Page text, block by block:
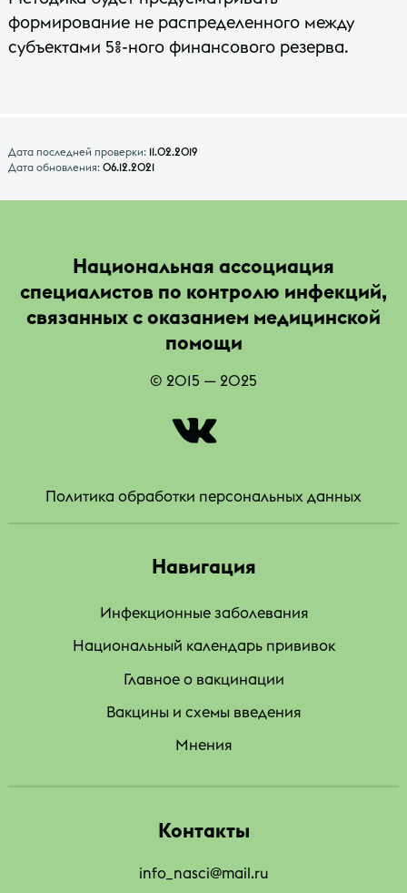
формирование не распределенного между
субъектами 5%-ного финансового резерва.
Дата последней проверки: 11.02.2019
Дата обновления: 06.12.2021
Национальная ассоциация
специалистов по контролю инфекций,
связанных с оказанием медицинской
помощи
© 2015 — 2025
|
Политика обработки персональных данных
Навигация
Инфекционные заболевания
Национальный календарь прививок
Главное о вакцинации
Вакцины и схемы введения
Мнения
Контакты
info_nasci@mail.ru